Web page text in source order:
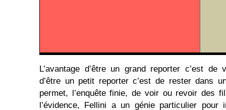
L’avantage d’être un grand reporter c’est de
d’être un petit reporter c’est de rester dans
permet, l’enquête finie, de voir ou revoir des
l’évidence, Fellini a un génie particulier